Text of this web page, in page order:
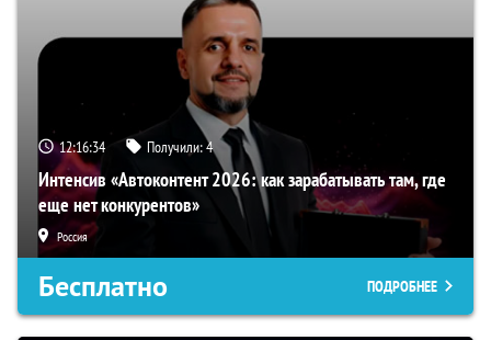
12:16:33 Получили:4
Интенсив «Автоконтент 2026: как зарабатывать там, где
еще нет конкурентов»
Россия
Бесплатно ПОДРОБНЕЕ